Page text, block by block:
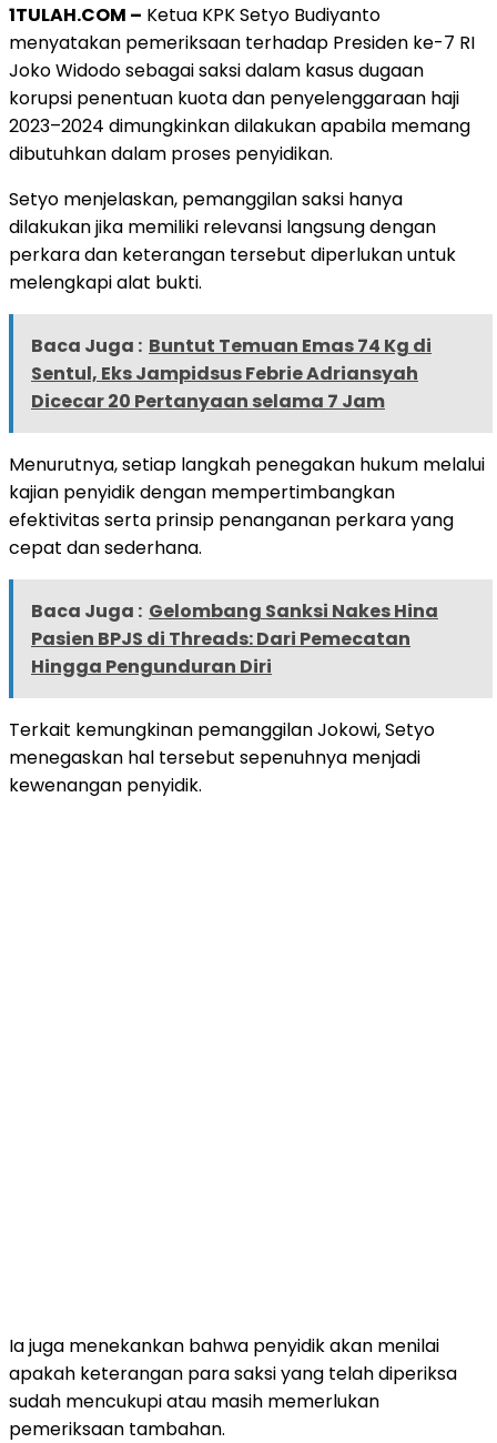
1TULAH.COM – Ketua KPK Setyo Budiyanto
menyatakan pemeriksaan terhadap Presiden ke-7 RI
Joko Widodo sebagai saksi dalam kasus dugaan
korupsi penentuan kuota dan penyelenggaraan haji
2023–2024 dimungkinkan dilakukan apabila memang
dibutuhkan dalam proses penyidikan.
Setyo menjelaskan, pemanggilan saksi hanya
dilakukan jika memiliki relevansi langsung dengan
perkara dan keterangan tersebut diperlukan untuk
melengkapi alat bukti.
Baca Juga : Buntut Temuan Emas 74 Kg di
Sentul, Eks Jampidsus Febrie Adriansyah
Dicecar 20 Pertanyaan selama 7 Jam
Menurutnya, setiap langkah penegakan hukum melalui
kajian penyidik dengan mempertimbangkan
efektivitas serta prinsip penanganan perkara yang
cepat dan sederhana.
Baca Juga : Gelombang Sanksi Nakes Hina
Pasien BPJS di Threads: Dari Pemecatan
Hingga Pengunduran Diri
Terkait kemungkinan pemanggilan Jokowi, Setyo
menegaskan hal tersebut sepenuhnya menjadi
kewenangan penyidik.
Ia juga menekankan bahwa penyidik akan menilai
apakah keterangan para saksi yang telah diperiksa
sudah mencukupi atau masih memerlukan
pemeriksaan tambahan.